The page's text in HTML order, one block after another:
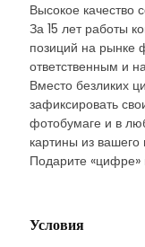
Высокое качество
За 15 лет работы
позиций на рынке
ответственным и
Вместо безликих
зафиксировать
фотобумаге и в
картины из
Подарите
Условия